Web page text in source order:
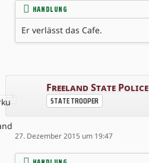
HANDLUNG
Er verlässt das Cafe.
Freeland State Police
STATE TROOPER
27. Dezember 2015 um 19:47